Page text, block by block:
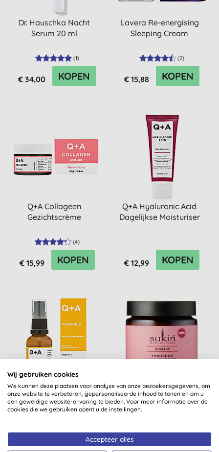
Dr. Hauschka Nacht
Serum 20 ml
(1)
€ 34,00 KOPEN
Lavera Re-energising
Sleeping Cream
(2)
€ 15,88 KOPEN
Q+A Collageen
Gezichtscrème
(4)
€ 15,99 KOPEN
Q+A Hyaluronic Acid
Dagelijkse Moisturiser
€ 12,99 KOPEN
Q+A Vitamine C
Brightening Serum
€ 11,99 KOPEN
Sukin Rosehip Enriching
Night Cream
€ 24,95 KOPEN
Wij gebruiken cookies
We kunnen deze plaatsen voor analyse van onze bezoekersgegevens, om
onze website te verbeteren, gepersonaliseerde inhoud te tonen en om u
een geweldige website-ervaring te bieden. Voor meer informatie over de
cookies die we gebruiken opent u de instellingen.
Accepteer alles